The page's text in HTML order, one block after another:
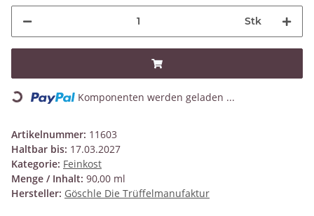
Stk
Loading... Komponenten werden geladen ...
Artikelnummer: 11603
Haltbar bis: 17.03.2027
Kategorie: Feinkost
Menge / Inhalt: 90,00 ml
Hersteller: Göschle Die Trüffelmanufaktur